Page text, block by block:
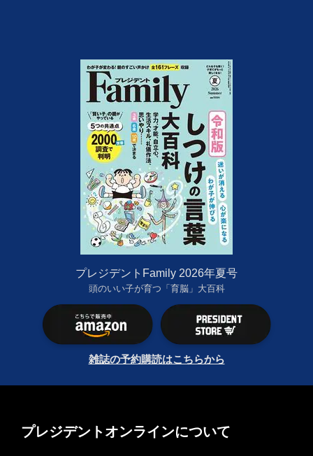
プレジデントFamily 2026年夏号
頭のいい子が育つ「育脳」大百科
雑誌の予約購読はこちらから
プレジデントオンラインについて